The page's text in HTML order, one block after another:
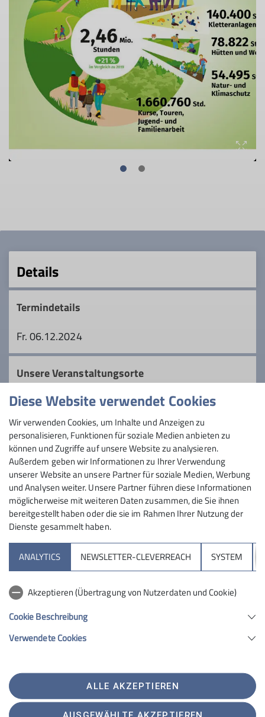
© Marmota Maps
Details
Termindetails
Fr. 06.12.2024
Unsere Veranstaltungsorte
Kletterzentrum Zuckerturm
https://www.zuckerturm.de/
Brauereistr. 1-2
06847 Dessau-Roßlau
Aktuelles
Kletterzentrum
06847 Dessau
Telefon +493405711000
Diese Website verwendet Cookies
Wir verwenden Cookies, um Inhalte und Anzeigen zu
personalisieren, Funktionen für soziale Medien anbieten zu
können und Zugriffe auf unsere Website zu analysieren.
Außerdem geben wir Informationen zu Ihrer Verwendung
unserer Website an unsere Partner für soziale Medien, Werbung
und Analysen weiter. Unsere Partner führen diese Informationen
möglicherweise mit weiteren Daten zusammen, die Sie ihnen
bereitgestellt haben oder die sie im Rahmen Ihrer Nutzung der
Dienste gesammelt haben.
ANALYTICS NEWSLETTER-CLEVERREACH SYSTEM
Akzeptieren (Übertragung von Nutzerdaten und Cookie)
Cookie Beschreibung
Verwendete Cookies
ALLE AKZEPTIEREN